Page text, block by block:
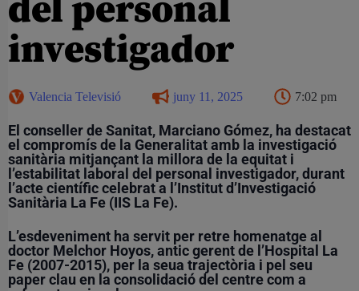
del personal
investigador
Valencia Televisió juny 11, 2025 7:02 pm
El conseller de Sanitat, Marciano Gómez, ha destacat
el compromís de la Generalitat amb la investigació
sanitària mitjançant la millora de la equitat i
l’estabilitat laboral del personal investigador, durant
l’acte científic celebrat a l’Institut d’Investigació
Sanitària La Fe (IIS La Fe).
L’esdeveniment ha servit per retre homenatge al
doctor Melchor Hoyos, antic gerent de l’Hospital La
Fe (2007-2015), per la seua trajectòria i pel seu
paper clau en la consolidació del centre com a